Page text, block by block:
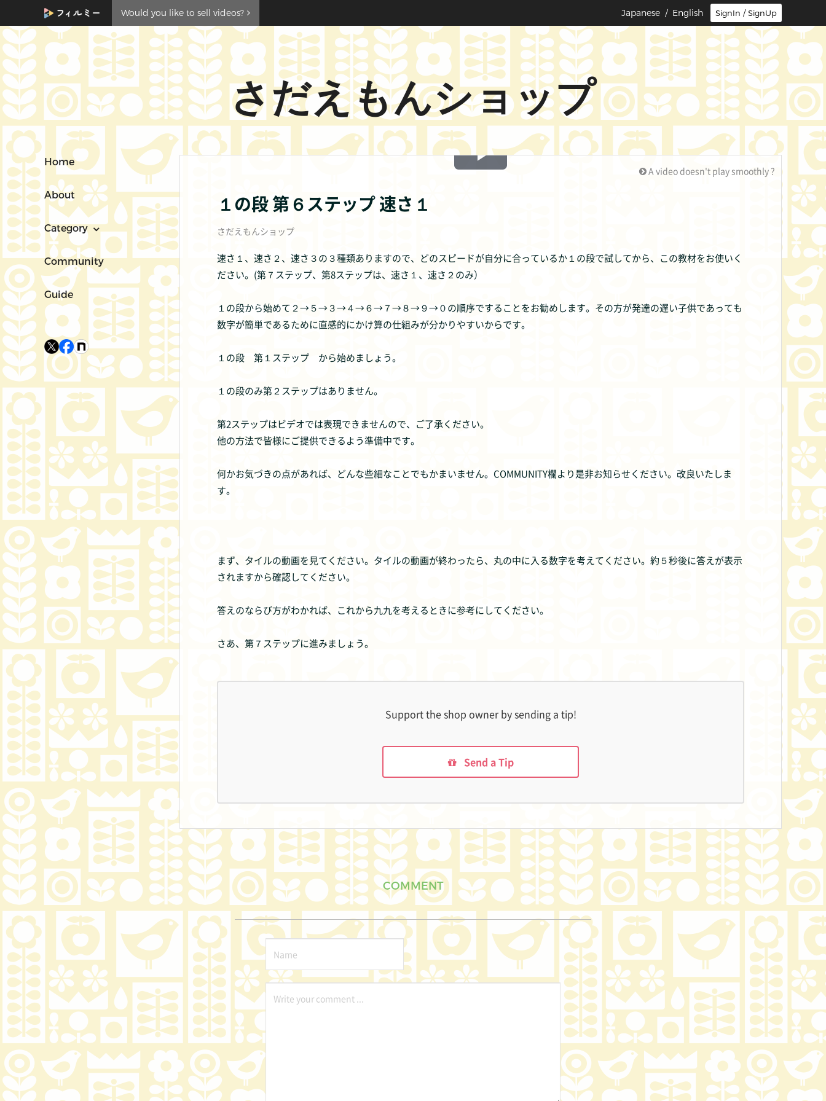
Would you like to sell videos? SignIn / SignUp
Japanese / English
さだえもんショップ
Home
About
Category
Community
Guide
Play
A video doesn't play smoothly ?
１の段 第６ステップ 速さ１
さだえもんショップ
速さ１、速さ２、速さ３の３種類ありますので、どのスピードが自分に合っているか１の段で試してから、この教材をお使いく
ださい。(第７ステップ、第8ステップは、速さ１、速さ２のみ）
１の段から始めて２→５→３→４→６→７→８→９→０の順序ですることをお勧めします。その方が発達の遅い子供であっても
数字が簡単であるために直感的にかけ算の仕組みが分かりやすいからです。
１の段 第１ステップ から始めましょう。
１の段のみ第２ステップはありません。
第2ステップはビデオでは表現できませんので、ご了承ください。
他の方法で皆様にご提供できるよう準備中です。
何かお気づきの点があれば、どんな些細なことでもかまいません。COMMUNITY欄より是非お知らせください。改良いたしま
す。
まず、タイルの動画を見てください。タイルの動画が終わったら、丸の中に入る数字を考えてください。約５秒後に答えが表示
されますから確認してください。
答えのならび方がわかれば、これから九九を考えるときに参考にしてください。
さあ、第７ステップに進みましょう。
Support the shop owner by sending a tip!
Send a Tip
COMMENT